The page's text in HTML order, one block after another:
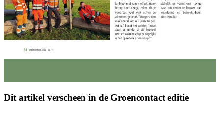
Dit artikel verscheen in de Groencontact editie